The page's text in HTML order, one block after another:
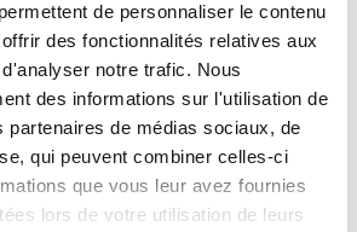
de personnaliser le contenu
des fonctionnalités relatives aux
notre trafic. Nous
des informations sur l'utilisation de
partenaires de médias sociaux, de
qui peuvent combiner celles-ci
que vous leur avez fournies
lors de votre utilisation de leurs
particuliers à Lille
de notre offre à Lille :Voir tous les
à proximité